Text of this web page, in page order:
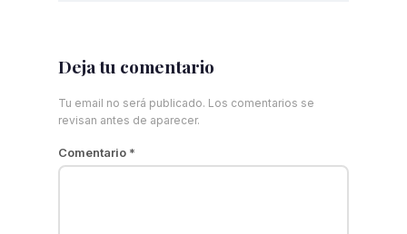
Deja tu comentario
Tu email no será publicado. Los comentarios se
revisan antes de aparecer.
Comentario *